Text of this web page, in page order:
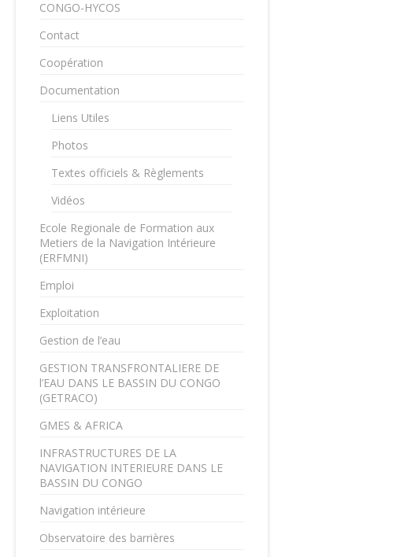
CONGO-HYCOS
Contact
Coopération
Documentation
Liens Utiles
Photos
Textes officiels & Règlements
Vidéos
Ecole Regionale de Formation aux
Metiers de la Navigation Intérieure
(ERFMNI)
Emploi
Exploitation
Gestion de l’eau
GESTION TRANSFRONTALIERE DE
l’EAU DANS LE BASSIN DU CONGO
(GETRACO)
GMES & AFRICA
INFRASTRUCTURES DE LA
NAVIGATION INTERIEURE DANS LE
BASSIN DU CONGO
Navigation intérieure
Observatoire des barrières